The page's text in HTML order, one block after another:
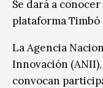
Sin categoría
Se dará a
plataforma Timbó
La Agencia
Innovación
convocan